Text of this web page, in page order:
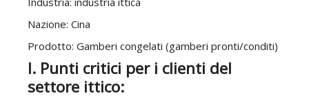
Nazione: Cina
Prodotto: Gamberi congelati (gamberi pronti/conditi)
I. Punti critici per i clienti del
settore ittico: